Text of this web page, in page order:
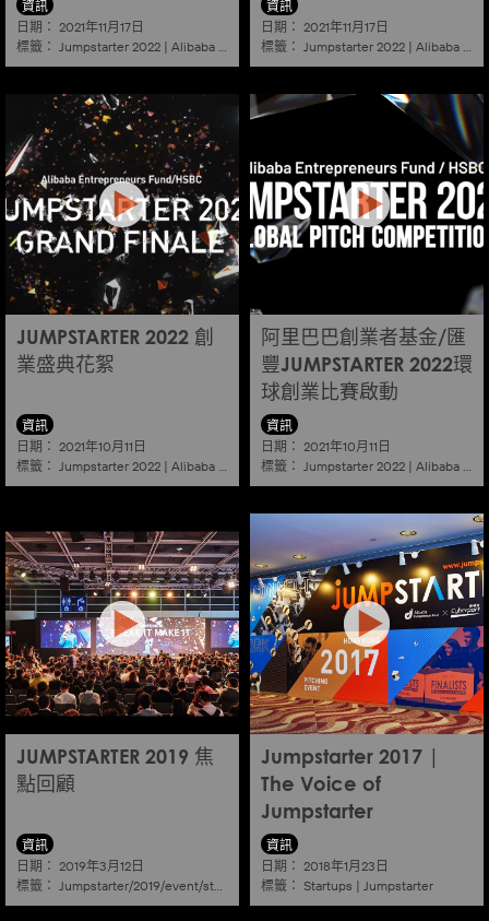
資訊
日期： 2021年11月17日
標籤： Jumpstarter 2022 | Alibaba Startup
資訊
日期： 2021年11月17日
標籤： Jumpstarter 2022 | Alibaba
JUMPSTARTER 2022 創
業盛典花絮
資訊
日期： 2021年10月11日
標籤： Jumpstarter 2022 | Alibaba Startup
阿里巴巴創業者基金/匯
豐JUMPSTARTER 2022環
球創業比賽啟動
資訊
日期： 2021年10月11日
標籤： Jumpstarter 2022 | Alibaba
JUMPSTARTER 2019 焦
點回顧
資訊
日期： 2019年3月12日
標籤： Jumpstarter/2019/event/startup/investor/corporate
Jumpstarter 2017 |
The Voice of
Jumpstarter
資訊
日期： 2018年1月23日
標籤： Startups | Jumpstarter